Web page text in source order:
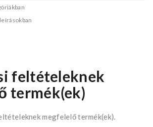
feltételeknek
termék(ek)
megfelelő termék(ek).